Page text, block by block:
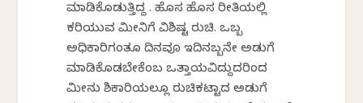
ಮಾಡಿಕೊಡುತ್ತಿದ್ದ . ಹೊಸ ಹೊಸ ರೀತಿಯಲ್ಲಿ
ಕರಿಯುವ ಮೀನಿಗೆ ವಿಶಿಷ್ಟ ರುಚಿ. ಒಬ್ಬ
ಅಧಿಕಾರಿಗಂತೂ ದಿನವೂ ಇದಿನಬ್ಬನೇ ಅಡುಗೆ
ಮಾಡಿಕೊಡಬೇಕೆಂಬ ಒತ್ತಾಯವಿದ್ದುದರಿಂದ
ಮೀನು ಶಿಕಾರಿಯಲ್ಲೂ ರುಚಿಕಟ್ಟಾದ ಅಡುಗೆ